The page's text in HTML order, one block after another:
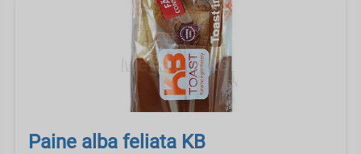
Paine alba feliata KB